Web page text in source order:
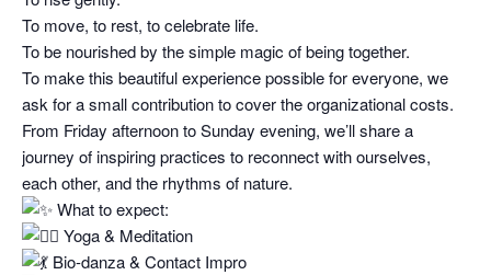
To move, to rest, to celebrate life.
To be nourished by the simple magic of being together.
To make this beautiful experience possible for everyone, we
ask for a small contribution to cover the organizational costs.
From Friday afternoon to Sunday evening, we’ll share a
journey of inspiring practices to reconnect with ourselves,
each other, and the rhythms of nature.
What to expect:
Yoga & Meditation
Bio-danza & Contact Impro